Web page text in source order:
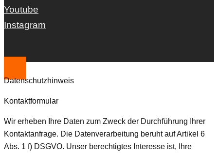
Youtube
Instagram
Datenschutzhinweis
Kontaktformular
Wir erheben Ihre Daten zum Zweck der Durchführung Ihrer
Kontaktanfrage. Die Datenverarbeitung beruht auf Artikel 6
Abs. 1 f) DSGVO. Unser berechtigtes Interesse ist, Ihre